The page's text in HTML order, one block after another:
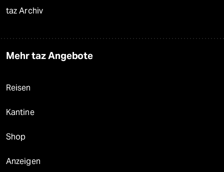
taz Archiv
Mehr taz Angebote
Reisen
Kantine
Shop
Anzeigen